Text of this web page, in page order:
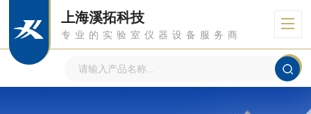
上海溪拓科技
专业的实验室仪器设备服务商